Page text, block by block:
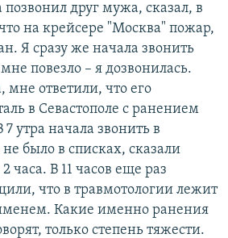
позвонил друг мужа, сказал, в
на крейсере "Москва" пожар,
Я сразу же начала звонить
повезло – я дозвонилась.
мне ответили, что его
в Севастополе с ранением
утра начала звонить в
было в списках, сказали
часа. В 11 часов еще раз
что в травмотологии лежит
Какие именно ранения
только степень тяжести.